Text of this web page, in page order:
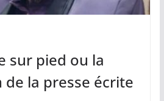
sur pied ou la
la presse écrite